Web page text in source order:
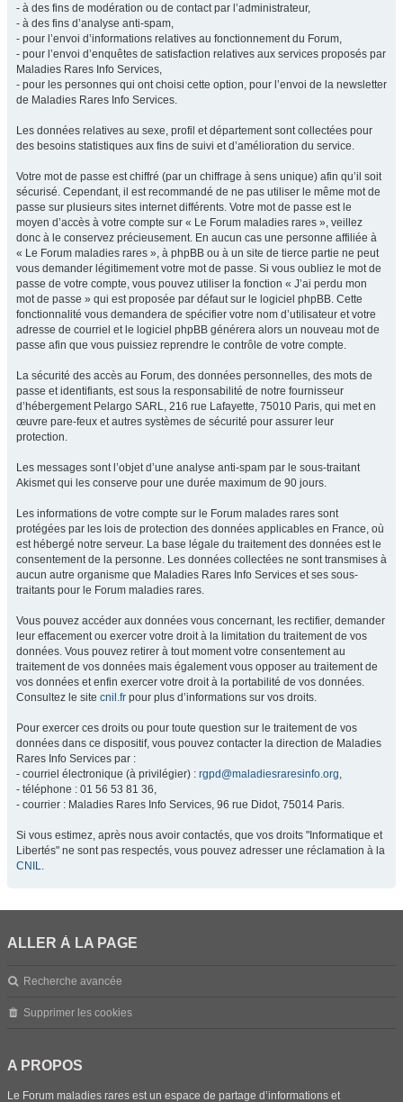
- à des fins de modération ou de contact par l’administrateur,
- à des fins d’analyse anti-spam,
- pour l’envoi d’informations relatives au fonctionnement du Forum,
- pour l’envoi d’enquêtes de satisfaction relatives aux services proposés par
Maladies Rares Info Services,
- pour les personnes qui ont choisi cette option, pour l’envoi de la newsletter
de Maladies Rares Info Services.
Les données relatives au sexe, profil et département sont collectées pour
des besoins statistiques aux fins de suivi et d’amélioration du service.
Votre mot de passe est chiffré (par un chiffrage à sens unique) afin qu’il soit
sécurisé. Cependant, il est recommandé de ne pas utiliser le même mot de
passe sur plusieurs sites internet différents. Votre mot de passe est le
moyen d’accès à votre compte sur « Le Forum maladies rares », veillez
donc à le conservez précieusement. En aucun cas une personne affiliée à
« Le Forum maladies rares », à phpBB ou à un site de tierce partie ne peut
vous demander légitimement votre mot de passe. Si vous oubliez le mot de
passe de votre compte, vous pouvez utiliser la fonction « J’ai perdu mon
mot de passe » qui est proposée par défaut sur le logiciel phpBB. Cette
fonctionnalité vous demandera de spécifier votre nom d’utilisateur et votre
adresse de courriel et le logiciel phpBB générera alors un nouveau mot de
passe afin que vous puissiez reprendre le contrôle de votre compte.
La sécurité des accès au Forum, des données personnelles, des mots de
passe et identifiants, est sous la responsabilité de notre fournisseur
d’hébergement Pelargo SARL, 216 rue Lafayette, 75010 Paris, qui met en
œuvre pare-feux et autres systèmes de sécurité pour assurer leur
protection.
Les messages sont l’objet d’une analyse anti-spam par le sous-traitant
Akismet qui les conserve pour une durée maximum de 90 jours.
Les informations de votre compte sur le Forum malades rares sont
protégées par les lois de protection des données applicables en France, où
est hébergé notre serveur. La base légale du traitement des données est le
consentement de la personne. Les données collectées ne sont transmises à
aucun autre organisme que Maladies Rares Info Services et ses sous-
traitants pour le Forum maladies rares.
Vous pouvez accéder aux données vous concernant, les rectifier, demander
leur effacement ou exercer votre droit à la limitation du traitement de vos
données. Vous pouvez retirer à tout moment votre consentement au
traitement de vos données mais également vous opposer au traitement de
vos données et enfin exercer votre droit à la portabilité de vos données.
Consultez le site cnil.fr pour plus d’informations sur vos droits.
Pour exercer ces droits ou pour toute question sur le traitement de vos
données dans ce dispositif, vous pouvez contacter la direction de Maladies
Rares Info Services par :
- courriel électronique (à privilégier) : rgpd@maladiesraresinfo.org,
- téléphone : 01 56 53 81 36,
- courrier : Maladies Rares Info Services, 96 rue Didot, 75014 Paris.
Si vous estimez, après nous avoir contactés, que vos droits "Informatique et
Libertés" ne sont pas respectés, vous pouvez adresser une réclamation à la
CNIL.
ALLER À LA PAGE
Recherche avancée
Supprimer les cookies
A PROPOS
Le Forum maladies rares est un espace de partage d’informations et